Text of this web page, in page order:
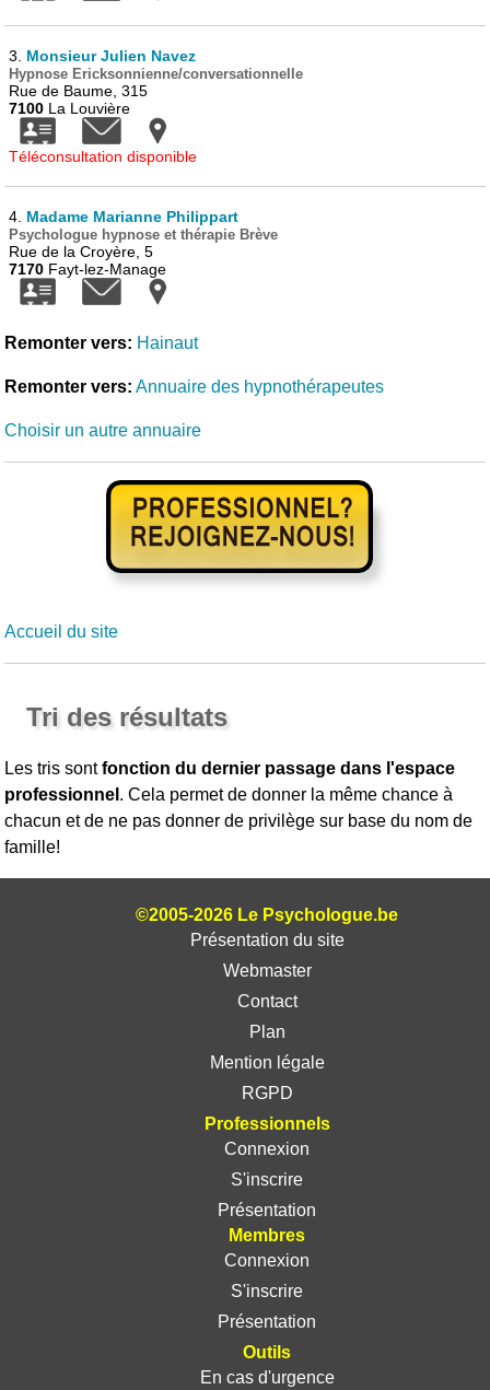
3. Monsieur Julien Navez
Hypnose Ericksonnienne/conversationnelle
Rue de Baume, 315
7100 La Louvière
Téléconsultation disponible
4. Madame Marianne Philippart
Psychologue hypnose et thérapie Brève
Rue de la Croyère, 5
7170 Fayt-lez-Manage
Remonter vers: Hainaut
Remonter vers: Annuaire des hypnothérapeutes
Choisir un autre annuaire
Accueil du site
Tri des résultats
Les tris sontfonction du dernier passage dans l'espace
professionnel . Cela permet de donner la même chance à
chacun et de ne pas donner de privilège sur base du nom de
famille!
©2005-2026 Le Psychologue.be
Présentation du site
Webmaster
Contact
Plan
Mention légale
RGPD
Professionnels
Connexion
S'inscrire
Présentation
Membres
Connexion
S'inscrire
Présentation
Outils
En cas d'urgence